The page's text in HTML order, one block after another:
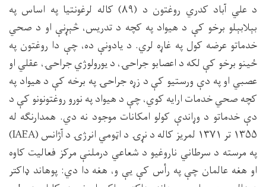
د علي آباد کدري روغتون د (۸۹) کاله لرغونتیا په اساس په
بېلابېلو برخو کې د هیواد په کچه د تدریس، څېړنې او د صحي
خدماتو عرضه کول په غاړه لري. د یادونې ده، چې دا روغتون په
ځینو برخو کې لکه د اعصابو جراحۍ، د یورولوژي جراحۍ، عقلي او
عصبي او په دې ورستیو کې د زړه جراحۍ په برخه کې د هیواد په
کچه صحي خدمات ارایه کوي، چې د هیواد په نورو روغتونونو کې د
دې خدماتو د وړاندې کولو امکانات موجود نه دي. همدارنګه له
۱۳۵۵ تر ۱۳۷۱ لمریز کاله د نړۍ د اټومي انرژۍ د آژانس (IAEA)
په مرسته د سرطاني ناروغیو د شعاعي درملنې مرکز فعالیت کاوه
او هغه عالمان چې په رأس کې یې و، هغه دا دي: پوهاند ډاکتر